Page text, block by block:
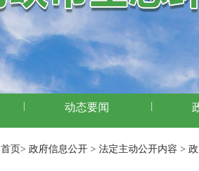
动态要闻
首页> 政府信息公开 > 法定主动公开内容 >